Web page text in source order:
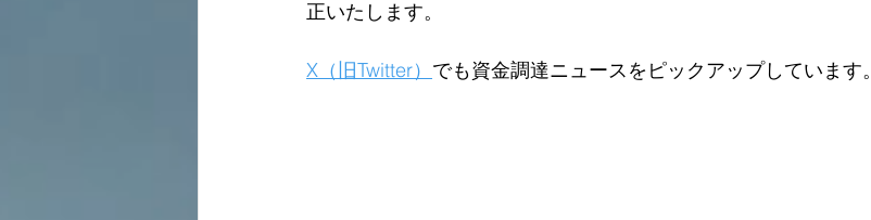
正いたします。
X（旧Twitter） でも資金調達ニュースをピックアップしています。